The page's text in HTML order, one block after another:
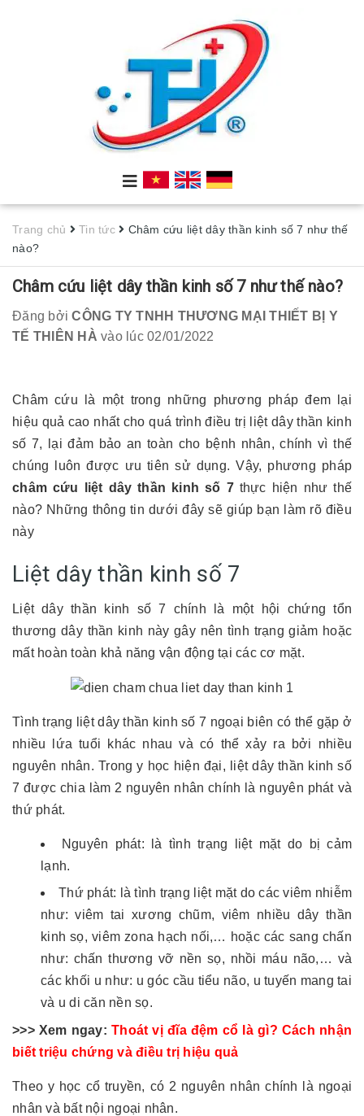
Trang chủ Tin tức
Châm cứu liệt dây thần kinh số 7 như thế
nào?
Châm cứu liệt dây thần kinh số 7 như thế nào?
Đăng bởiCÔNG TY TNHH THƯƠNG MẠI THIẾT BỊ Y
TẾ THIÊN HÀ vào lúc 02/01/2022
Châm cứu là một trong những phương pháp đem lại
hiệu quả cao nhất cho quá trình điều trị liệt dây thần kinh
số 7, lại đảm bảo an toàn cho bệnh nhân, chính vì thế
chúng luôn được ưu tiên sử dụng. Vậy, phương pháp
châm cứu liệt dây thần kinh số 7thực hiện như thế
nào? Những thông tin dưới đây sẽ giúp bạn làm rõ điều
này
Liệt dây thần kinh số 7
Liệt dây thần kinh số 7 chính là một hội chứng tổn
thương dây thần kinh này gây nên tình trạng giảm hoặc
mất hoàn toàn khả năng vận động tại các cơ mặt.
Tình trạng liệt dây thần kinh số 7 ngoại biên có thể gặp ở
nhiều lứa tuổi khác nhau và có thể xảy ra bởi nhiều
nguyên nhân. Trong y học hiện đại, liệt dây thần kinh số
7 được chia làm 2 nguyên nhân chính là nguyên phát và
thứ phát.
Nguyên phát: là tình trạng liệt mặt do bị cảm
lạnh.
Thứ phát: là tình trạng liệt mặt do các viêm nhiễm
như: viêm tai xương chũm, viêm nhiều dây thần
kinh sọ, viêm zona hạch nối,… hoặc các sang chấn
như: chấn thương vỡ nền sọ, nhồi máu não,… và
các khối u như: u góc cầu tiểu não, u tuyến mang tai
và u di căn nền sọ.
>>> Xem ngay:Thoát vị đĩa đệm cổ là gì? Cách nhận
biết triệu chứng và điều trị hiệu quả
Theo y học cổ truyền, có 2 nguyên nhân chính là ngoại
nhân và bất nội ngoại nhân.